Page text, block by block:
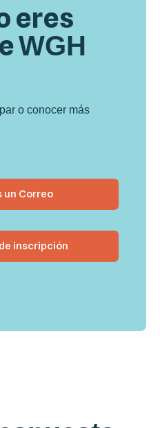
eres
WGH
o conocer más
un Correo
inscripción